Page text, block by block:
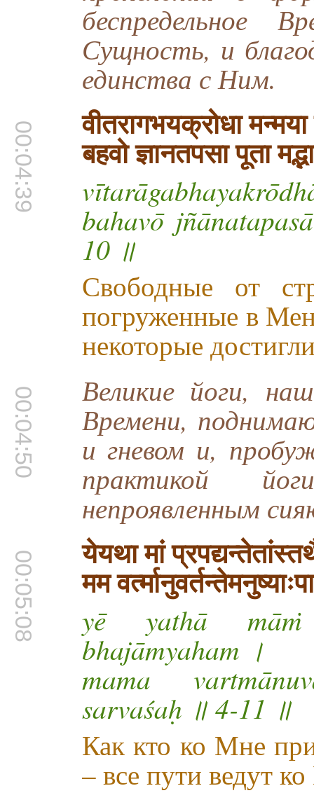
беспредельное
Сущность, и
единства с Ним.
00:04:39
वीतरागभयक्रोधा मन्मया
बहवो ज्ञानतपसा पूता
bahavō
10 ॥
Свободные от
погруженные в
некоторые
00:04:50 Великие йоги,
Времени,
и гневом и,
практикой
непроявленным
00:05:08
येयथा मां
मम
yē yathā māṁ
bhajāmyaham ।
mama
sarvaśaḥ ॥ 4-11 ॥
Как кто ко Мне
– все пути ведут